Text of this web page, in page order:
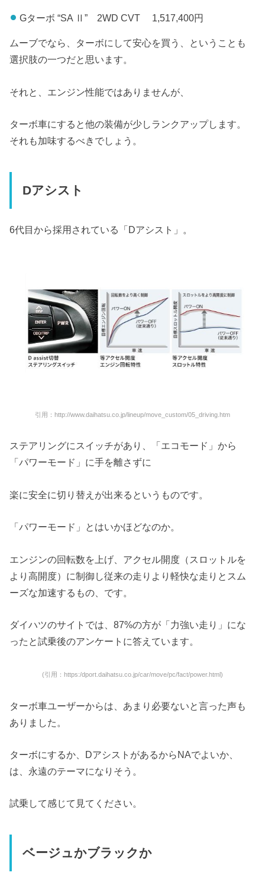
Gターボ “SA Ⅱ” 2WD CVT 1,517,400円
ムーブでなら、ターボにして安心を買う、ということも
選択肢の一つだと思います。
それと、エンジン性能ではありませんが、
ターボ車にすると他の装備が少しランクアップします。
それも加味するべきでしょう。
Dアシスト
6代目から採用されている「Dアシスト」。
引用：http://www.daihatsu.co.jp/lineup/move_custom/05_driving.htm
ステアリングにスイッチがあり、「エコモード」から
「パワーモード」に手を離さずに
楽に安全に切り替えが出来るというものです。
「パワーモード」とはいかほどなのか。
エンジンの回転数を上げ、アクセル開度（スロットルを
より高開度）に制御し従来の走りより軽快な走りとスム
ーズな加速するもの、です。
ダイハツのサイトでは、87%の方が「力強い走り」にな
ったと試乗後のアンケートに答えています。
(引用：https:/dport.daihatsu.co.jp/car/move/pc/fact/power.html)
ターボ車ユーザーからは、あまり必要ないと言った声も
ありました。
ターボにするか、DアシストがあるからNAでよいか、
は、永遠のテーマになりそう。
試乗して感じて見てください。
ベージュかブラックか